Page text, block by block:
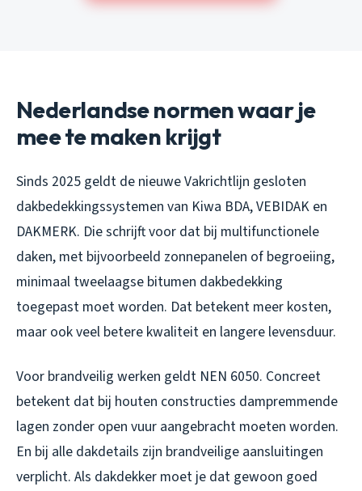
Nederlandse normen waar je
mee te maken krijgt
Sinds 2025 geldt de nieuwe Vakrichtlijn gesloten
dakbedekkingssystemen van Kiwa BDA, VEBIDAK en
DAKMERK. Die schrijft voor dat bij multifunctionele
daken, met bijvoorbeeld zonnepanelen of begroeiing,
minimaal tweelaagse bitumen dakbedekking
toegepast moet worden. Dat betekent meer kosten,
maar ook veel betere kwaliteit en langere levensduur.
Voor brandveilig werken geldt NEN 6050. Concreet
betekent dat bij houten constructies dampremmende
lagen zonder open vuur aangebracht moeten worden.
En bij alle dakdetails zijn brandveilige aansluitingen
verplicht. Als dakdekker moet je dat gewoon goed